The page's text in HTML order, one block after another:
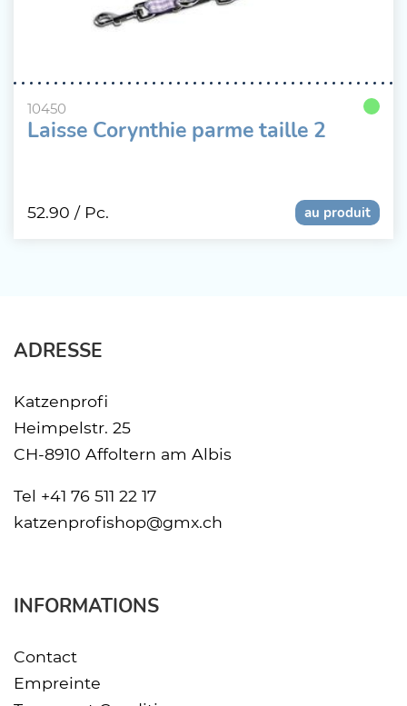
10450
Laisse Corynthie parme taille 2
au produit
52.90 / Pc.
ADRESSE
Katzenprofi
Heimpelstr. 25
CH-8910 Affoltern am Albis
Tel +41 76 511 22 17
katzenprofishop@gmx.ch
INFORMATIONS
Contact
Empreinte